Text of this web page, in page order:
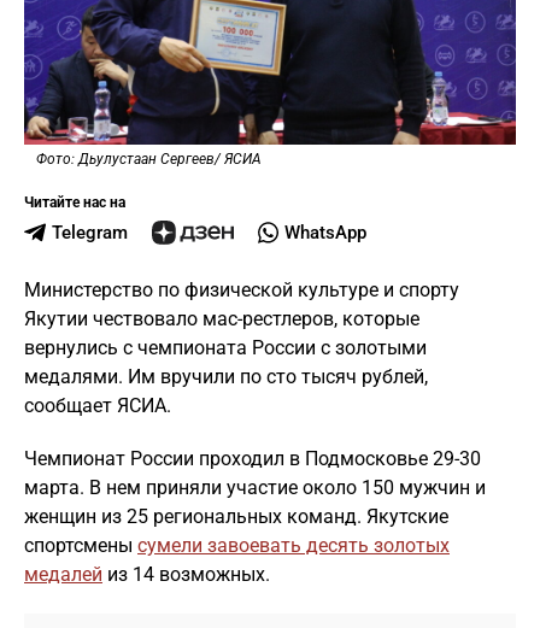
Фото: Дьулустаан Сергеев/ ЯСИА
Читайте нас на
Telegram WhatsApp
Министерство по физической культуре и спорту
Якутии чествовало мас-рестлеров, которые
вернулись с чемпионата России с золотыми
медалями. Им вручили по сто тысяч рублей,
сообщает ЯСИА.
Чемпионат России проходил в Подмосковье 29-30
марта. В нем приняли участие около 150 мужчин и
женщин из 25 региональных команд. Якутские
спортсмены сумели завоевать десять золотых
медалей из 14 возможных.